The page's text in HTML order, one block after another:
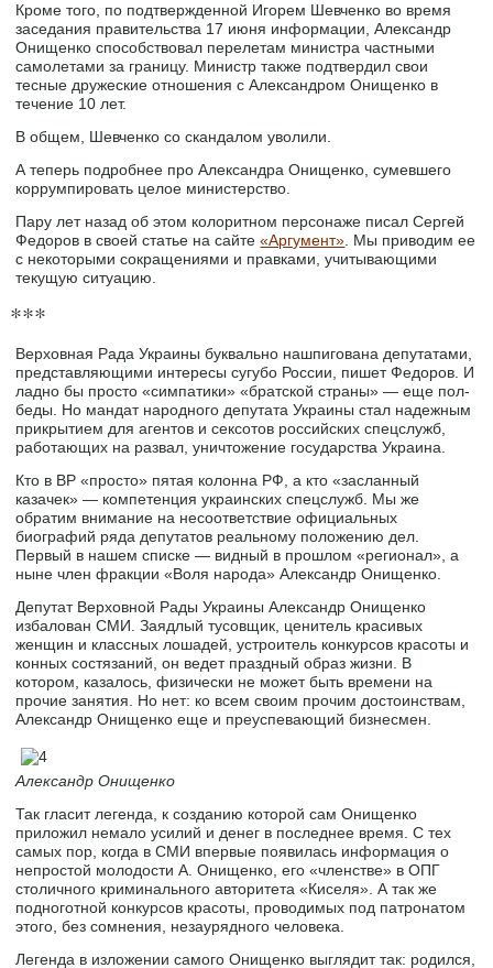
Кроме того, по подтвержденной Игорем Шевченко во время
заседания правительства 17 июня информации, Александр
Онищенко способствовал перелетам министра частными
самолетами за границу. Министр также подтвердил свои
тесные дружеские отношения с Александром Онищенко в
течение 10 лет.
В общем, Шевченко со скандалом уволили.
А теперь подробнее про Александра Онищенко, сумевшего
коррумпировать целое министерство.
Пару лет назад об этом колоритном персонаже писал Сергей
Федоров в своей статье на сайте«Аргумент». Мы приводим ее
с некоторыми сокращениями и правками, учитывающими
текущую ситуацию.
***
Верховная Рада Украины буквально нашпигована депутатами,
представляющими интересы сугубо России, пишет Федоров. И
ладно бы просто «симпатики» «братской страны» — еще пол-
беды. Но мандат народного депутата Украины стал надежным
прикрытием для агентов и сексотов российских спецслужб,
работающих на развал, уничтожение государства Украина.
Кто в ВР «просто» пятая колонна РФ, а кто «засланный
казачек» — компетенция украинских спецслужб. Мы же
обратим внимание на несоответствие официальных
биографий ряда депутатов реальному положению дел.
Первый в нашем списке — видный в прошлом «регионал», а
ныне член фракции «Воля народа» Александр Онищенко.
Депутат Верховной Рады Украины Александр Онищенко
избалован СМИ. Заядлый тусовщик, ценитель красивых
женщин и классных лошадей, устроитель конкурсов красоты и
конных состязаний, он ведет праздный образ жизни. В
котором, казалось, физически не может быть времени на
прочие занятия. Но нет: ко всем своим прочим достоинствам,
Александр Онищенко еще и преуспевающий бизнесмен.
Александр Онищенко
Так гласит легенда, к созданию которой сам Онищенко
приложил немало усилий и денег в последнее время. С тех
самых пор, когда в СМИ впервые появилась информация о
непростой молодости А. Онищенко, его «членстве» в ОПГ
столичного криминального авторитета «Киселя». А так же
подноготной конкурсов красоты, проводимых под патронатом
этого, без сомнения, незаурядного человека.
Легенда в изложении самого Онищенко выглядит так: родился,